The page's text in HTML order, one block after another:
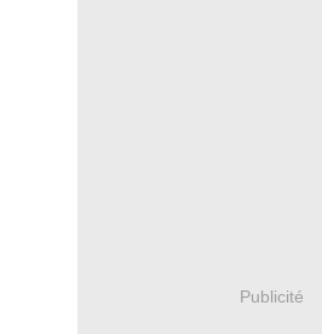
Publicité